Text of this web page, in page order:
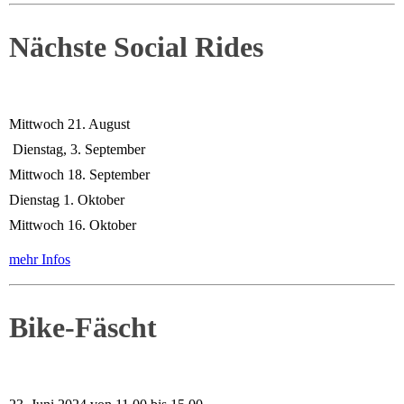
Nächste Social Rides
Mittwoch 21. August
Dienstag, 3. September
Mittwoch 18. September
Dienstag 1. Oktober
Mittwoch 16. Oktober
mehr Infos
Bike-Fäscht